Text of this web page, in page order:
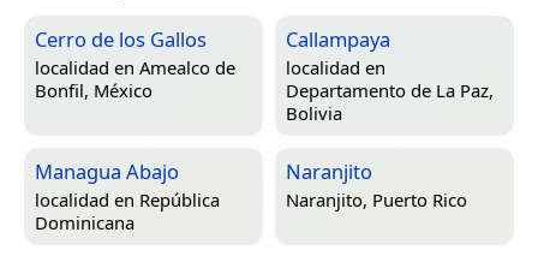
Cerro de los Gallos
localidad en Amealco de
Bonfil, México
Callampaya
localidad en
Departamento de La Paz,
Bolivia
Managua Abajo
localidad en República
Dominicana
Naranjito
Naranjito, Puerto Rico